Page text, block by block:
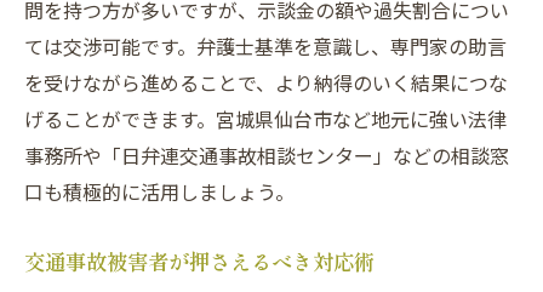
問を持つ方が多いですが、示談金の額や過失割合につい
ては交渉可能です。弁護士基準を意識し、専門家の助言
を受けながら進めることで、より納得のいく結果につな
げることができます。宮城県仙台市など地元に強い法律
事務所や「日弁連交通事故相談センター」などの相談窓
口も積極的に活用しましょう。
交通事故被害者が押さえるべき対応術